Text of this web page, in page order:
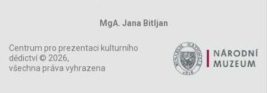
MgA. Jana Bitljan
Centrum pro prezentaci kulturního
dědictví © 2026,
všechna práva vyhrazena